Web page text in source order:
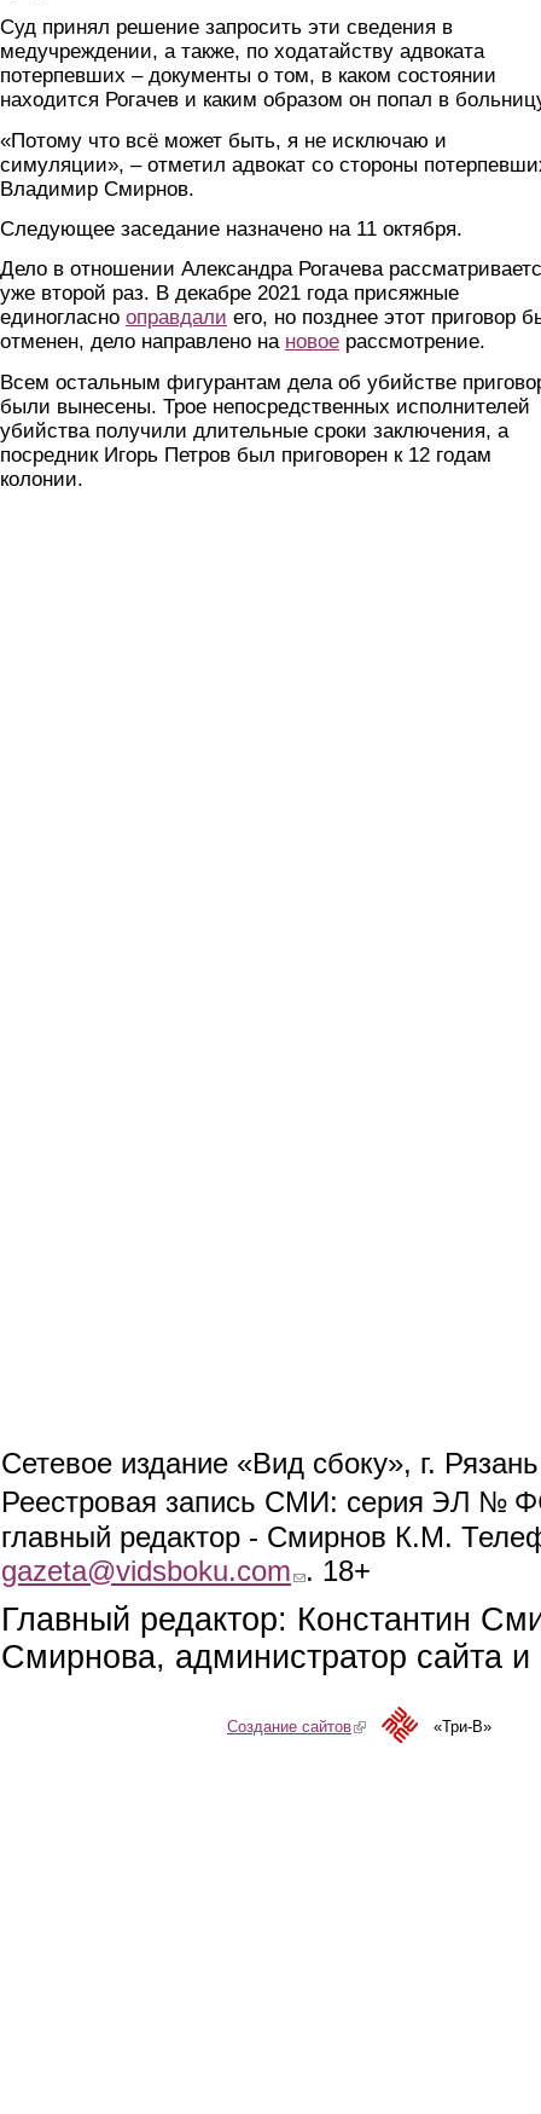
Суд принял решение запросить эти сведения в
медучреждении, а также, по ходатайству адвоката
потерпевших – документы о том, в каком состоянии
находится Рогачев и каким образом он попал в
«Потому что всё может быть, я не исключаю и
симуляции», – отметил адвокат со стороны
Владимир Смирнов.
Следующее заседание назначено на 11 октября.
Дело в отношении Александра Рогачева
уже второй раз. В декабре 2021 года присяжные
единогласно оправдали его, но позднее этот приговор
отменен, дело направлено на новое рассмотрение.
Всем остальным фигурантам дела об убийстве
были вынесены. Трое непосредственных исполнителей
убийства получили длительные сроки заключения, а
посредник Игорь Петров был приговорен к 12 годам
колонии.
Сетевое издание «Вид сбоку», г.
Реестровая запись СМИ: серия ЭЛ №
главный редактор - Смирнов К.М.
gazeta@vidsboku.com (link sends e-mail)
. 18+
Главный редактор: Константин
Смирнова, администратор сайта
Создание сайтов(link is external)«Три-В»